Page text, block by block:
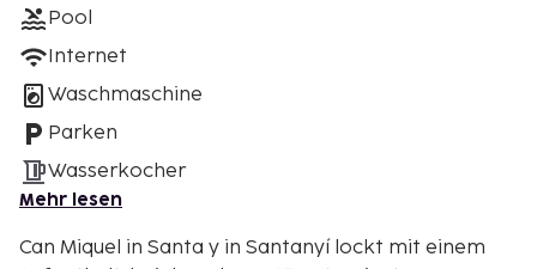
Pool
Internet
Waschmaschine
Parken
Wasserkocher
Mehr lesen
Can Miquel in Santa y in Santanyí lockt mit einem